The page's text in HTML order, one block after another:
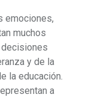
emociones,
muchos
y de la
la educación.
a